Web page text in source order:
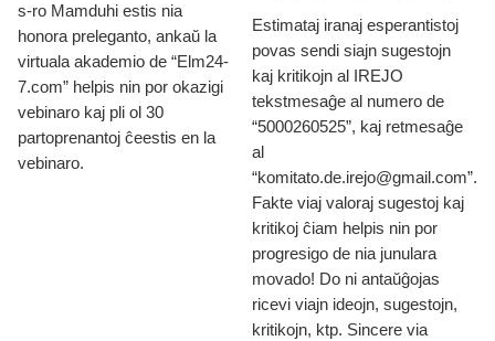
s-ro Mamduhi estis nia
honora preleganto, ankaŭ la
virtuala akademio de “Elm24-
7.com” helpis nin por okazigi
vebinaro kaj pli ol 30
partoprenantoj ĉeestis en la
vebinaro.
Estimataj iranaj esperantistoj
povas sendi siajn sugestojn
kaj kritikojn al IREJO
tekstmesaĝe al numero de
“5000260525”, kaj retmesaĝe
al
“komitato.de.irejo@gmail.com”.
Fakte viaj valoraj sugestoj kaj
kritikoj ĉiam helpis nin por
progresigo de nia junulara
movado! Do ni antaŭĝojas
ricevi viajn ideojn, sugestojn,
kritikojn, ktp. Sincere via